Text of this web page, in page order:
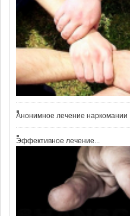
Анонимное лечение наркомании
Эффективное лечение...